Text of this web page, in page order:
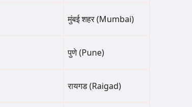
मुंबई शहर (Mumbai)
पुणे (Pune)
रायगड (Raigad)